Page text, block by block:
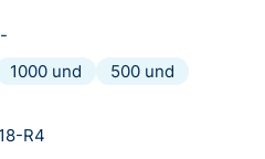
-
1000 und
500 und
R4